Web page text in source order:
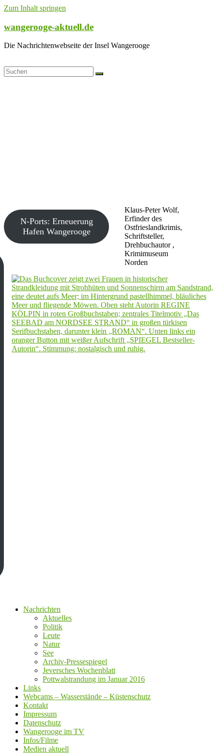
Zum Inhalt springen
wangerooge-aktuell.de
Die Nachrichtenwebseite der Insel Wangerooge
Klaus-Peter Wolf,
Erfinder des
Ostfrieslandkrimis,
Schriftsteller,
Drehbuchautor ,
Krimimuseum
Norden
N-Ports: Erneuerung
Hafen Wangerooge
Nachrichten
Aktuelles
Politik
Leute
Natur
See
Archiv-Pressespiegel
Jeversches Wochenblatt
Pottwalstrandung im Januar 2016
Links
Webcams – Wasserstände – Küstenschutz
Kontakt
Impressum
Datenschutz
Wangerooge im TV
Infos/Filme
Medien aktuell